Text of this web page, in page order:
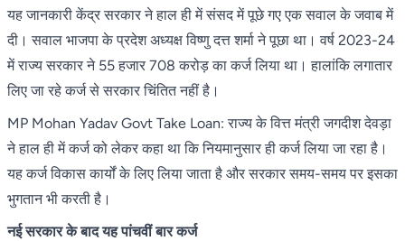
यह जानकारी केंद्र सरकार ने हाल ही में संसद में पूछे गए एक सवाल के जवाब में
दी। सवाल भाजपा के प्रदेश अध्यक्ष विष्णु दत्त शर्मा ने पूछा था। वर्ष 2023-24
में राज्य सरकार ने 55 हजार 708 करोड़ का कर्ज लिया था। हालांकि लगातार
लिए जा रहे कर्ज से सरकार चिंतित नहीं है।
MP Mohan Yadav Govt Take Loan: राज्य के वित्त मंत्री जगदीश देवड़ा
ने हाल ही में कर्ज को लेकर कहा था कि नियमानुसार ही कर्ज लिया जा रहा है।
यह कर्ज विकास कार्यों के लिए लिया जाता है और सरकार समय-समय पर इसका
भुगतान भी करती है।
नई सरकार के बाद यह पांचवीं बार कर्ज